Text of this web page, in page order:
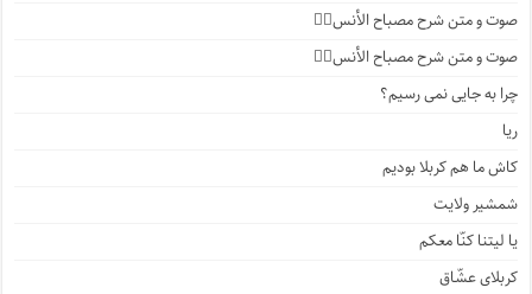
صوت و متن شرح مصباح الأنس۴️⃣
صوت و متن شرح مصباح الأنس۳️⃣
چرا به جایی نمی رسیم؟
ریا
کاش ما هم کربلا بودیم
شمشیر ولایت
یا لیتنا کنّا معکم
کربلای عشّاق